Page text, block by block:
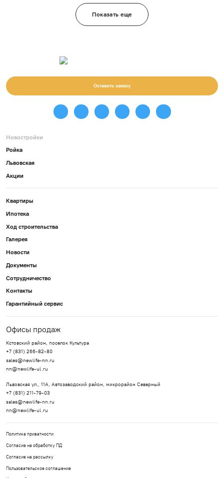
Показать еще
Новостройки
Ройка
Львовская
Акции
Квартиры
Ипотека
Ход строительства
Галерея
Новости
Документы
Сотрудничество
Контакты
Гарантийный сервис
Оставить заявку
Офисы продаж
Кстовский район, поселок Культура
+7 (831) 266-82-80
sales@newlife-nn.ru
nn@newlife-ul.ru
Львовская ул., 11А, Автозаводский район, микрорайон Северный
+7 (831) 211-79-03
sales@newlife-nn.ru
nn@newlife-ul.ru
Политика приватности
Согласие на обработку ПД
Согласие на рассылку
Пользовательское соглашение